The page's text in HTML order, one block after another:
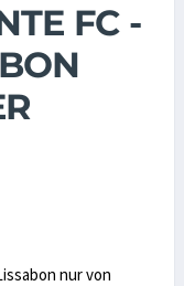
FC -
nur von